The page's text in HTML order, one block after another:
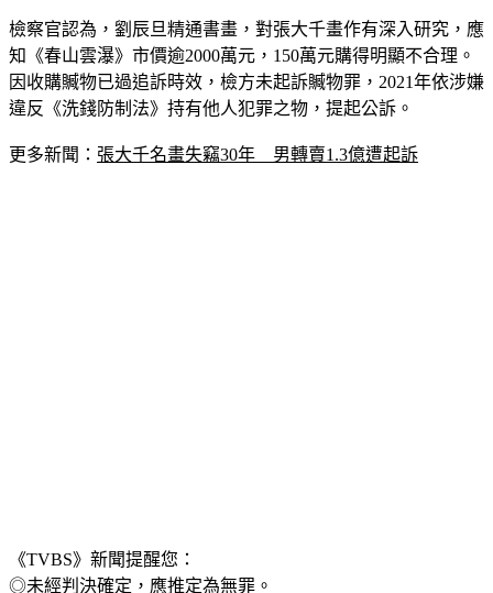
知《春山雲瀑》市價逾2000萬元，150萬元購得明顯不合理。
因收購贓物已過追訴時效，檢方未起訴贓物罪，2021年依涉嫌
違反《洗錢防制法》持有他人犯罪之物，提起公訴。
◎未經判決確定，應推定為無罪。